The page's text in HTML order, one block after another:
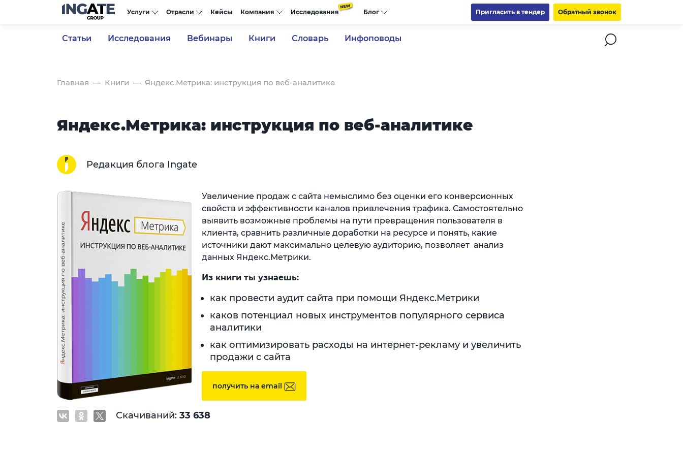
Услуги Отрасли Кейсы Компания Исследования Блог Пригласить в тендер Обратный звонок
Статьи Исследования Вебинары Книги Словарь Инфоповоды
Главная Книги Яндекс.Метрика: инструкция по веб-аналитике
Яндекс.Метрика: инструкция по веб-аналитике
Редакция блога Ingate
Увеличение продаж с сайта немыслимо без оценки его конверсионных
свойств и эффективности каналов привлечения трафика. Самостоятельно
выявить возможные проблемы на пути превращения пользователя в
клиента, сравнить различные доработки на ресурсе и понять, какие
источники дают максимально целевую аудиторию, позволяет анализ
данных Яндекс.Метрики.
Из книги ты узнаешь:
как провести аудит сайта при помощи Яндекс.Метрики
каков потенциал новых инструментов популярного сервиса
аналитики
как оптимизировать расходы на интернет-рекламу и увеличить
продажи с сайта
получить на email
Скачиваний: 33 638